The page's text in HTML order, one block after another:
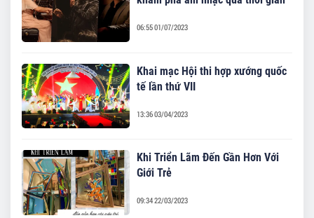
06:55 01/07/2023
Khai mạc Hội thi hợp xướng quốc
tế lần thứ VII
13:36 03/04/2023
Khi Triển Lãm Đến Gần Hơn Với
Giới Trẻ
09:34 22/03/2023